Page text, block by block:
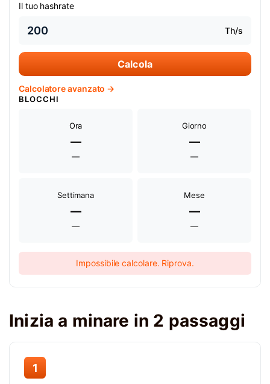
Il tuo hashrate
Th/s
Calcola
Calcolatore avanzato →
BLOCCHI
Ora
—
—
Giorno
—
—
Settimana
—
—
Mese
—
—
Impossibile calcolare. Riprova.
Inizia a minare in 2 passaggi
1